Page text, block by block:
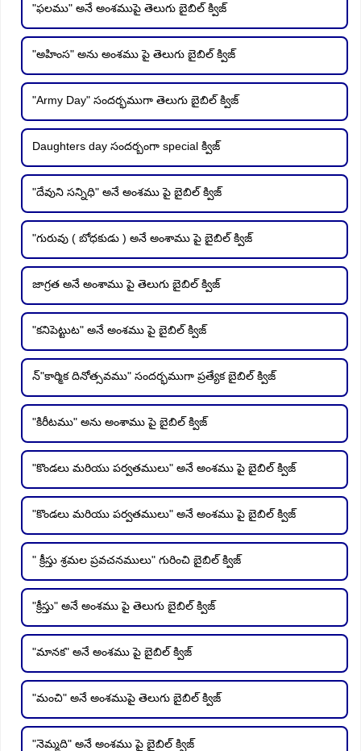
"ఫలము" అనే అంశముపై తెలుగు బైబిల్ క్విజ్
"అహింస" అను అంశము పై తెలుగు బైబిల్ క్విజ్
"Army Day" సందర్భముగా తెలుగు బైబిల్ క్విజ్
Daughters day సందర్బంగా special క్విజ్
"దేవుని సన్నిధి" అనే అంశము పై బైబిల్ క్విజ్
"గురువు ( బోధకుడు ) అనే అంశాము పై బైబిల్ క్విజ్
జాగ్రత అనే అంశాము పై తెలుగు బైబిల్ క్విజ్
"కనిపెట్టుట" అనే అంశము పై బైబిల్ క్విజ్
న్"కార్మిక దినోత్సవము" సందర్భముగా ప్రత్యేక బైబిల్ క్విజ్
"కిరీటము" అను అంశాము పై బైబిల్ క్విజ్
"కొండలు మరియు పర్వతములు" అనే అంశము పై బైబిల్ క్విజ్
"కొండలు మరియు పర్వతములు" అనే అంశము పై బైబిల్ క్విజ్
" క్రీస్తు శ్రమల ప్రవచనములు" గురించి బైబిల్ క్విజ్
"క్రీస్తు" అనే అంశము పై తెలుగు బైబిల్ క్విజ్
"మానక" అనే అంశము పై బైబిల్ క్విజ్
"మంచి" అనే అంశముపై తెలుగు బైబిల్ క్విజ్
"నెమ్మది" అనే అంశము పై బైబిల్ క్విజ్